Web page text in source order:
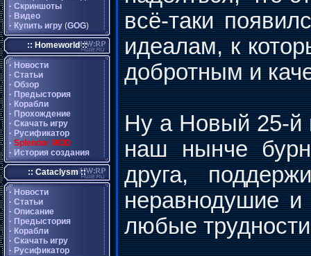
· Скриншоты
· Видео
· Купить игру (GOG)
:: Homeworld ::
· Новости
· Статьи
· Обзор
· Предыстория
· Корабли
· Прохождение
· Скачать игру
· Русификатор
· Splendor MOD
· История создания
:: Cataclysm ::
· Новости
· Статьи
· Описание
· Предыстория
· Корабли
· Скачать игру
· Русификатор
всё-таки
идеалам, к
добротным и
Ну а Новый 25-й
наш нынче
друга,
неравнодушие и
любые